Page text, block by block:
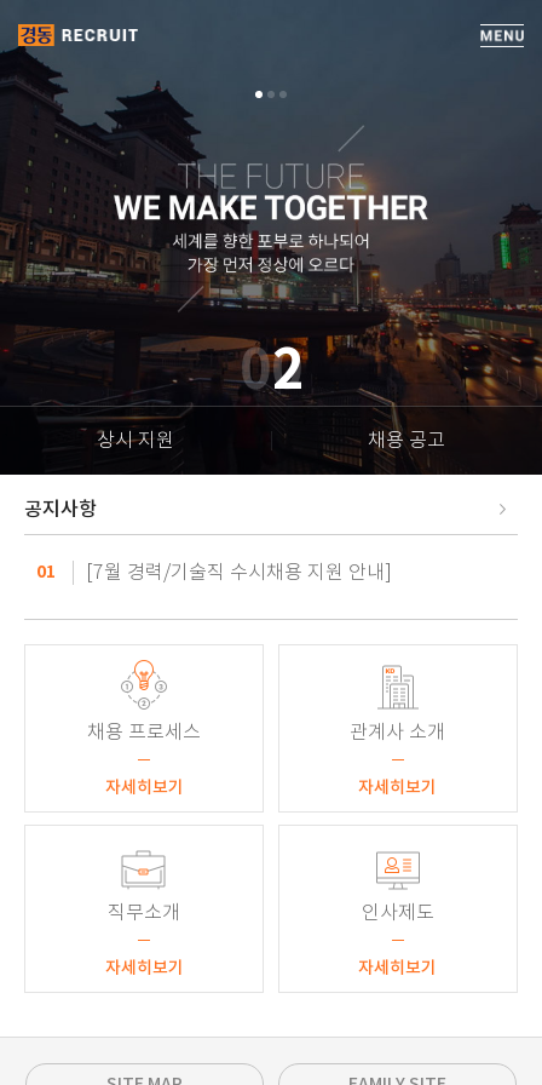
2
상시 지원 채용 공고
공지사항
01 [7월 경력/기술직 수시채용 지원 안내]
채용 프로세스
자세히보기
관계사 소개
자세히보기
직무소개
자세히보기
인사제도
자세히보기